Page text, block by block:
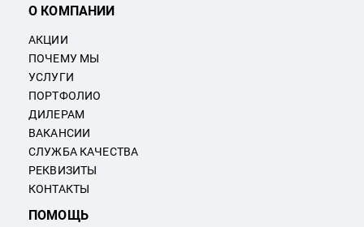
О КОМПАНИИ
АКЦИИ
ПОЧЕМУ МЫ
УСЛУГИ
ПОРТФОЛИО
ДИЛЕРАМ
ВАКАНСИИ
СЛУЖБА КАЧЕСТВА
РЕКВИЗИТЫ
КОНТАКТЫ
ПОМОЩЬ